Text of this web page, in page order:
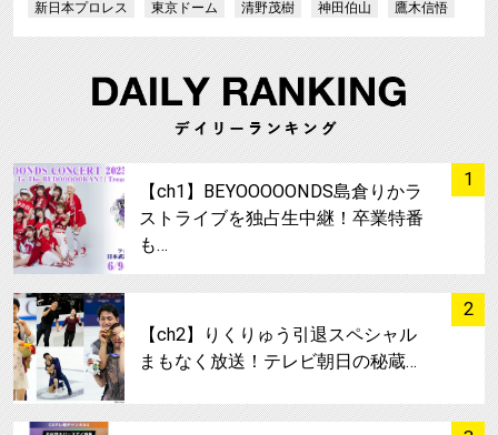
新日本プロレス
東京ドーム 清野茂樹 神田伯山 鷹木信悟
1
サムネイル
【ch1】BEYOOOOONDS島倉りかラ
ストライブを独占生中継！卒業特番
も…
2
サムネイル
【ch2】りくりゅう引退スペシャル
まもなく放送！テレビ朝日の秘蔵…